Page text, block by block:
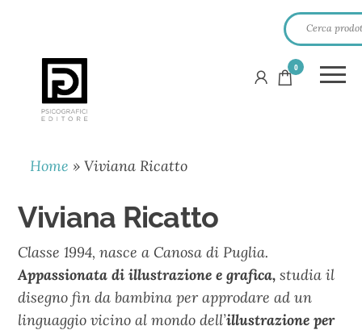
PSICOGRAFICI
EDITORE
0
Home »Viviana Ricatto
Viviana Ricatto
Classe 1994, nasce a Canosa di Puglia.
Appassionata di illustrazione e grafica, studia il
disegno fin da bambina per approdare ad un
linguaggio vicino al mondo dell’illustrazione per